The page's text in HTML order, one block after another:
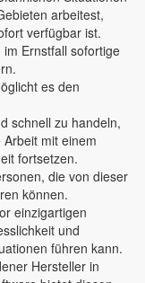
arbeitest,
verfügbar ist.
Ernstfall sofortige
es den
schnell zu handeln,
mit einem
fortsetzen.
die von dieser
können.
einzigartigen
und
führen kann.
Hersteller in